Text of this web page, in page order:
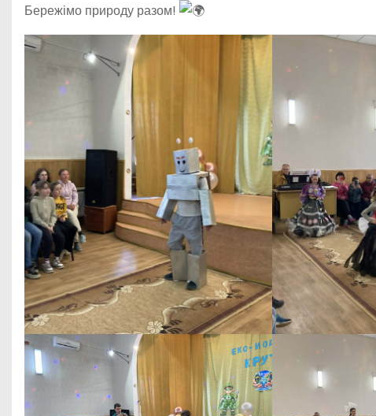
Бережімо природу разом!